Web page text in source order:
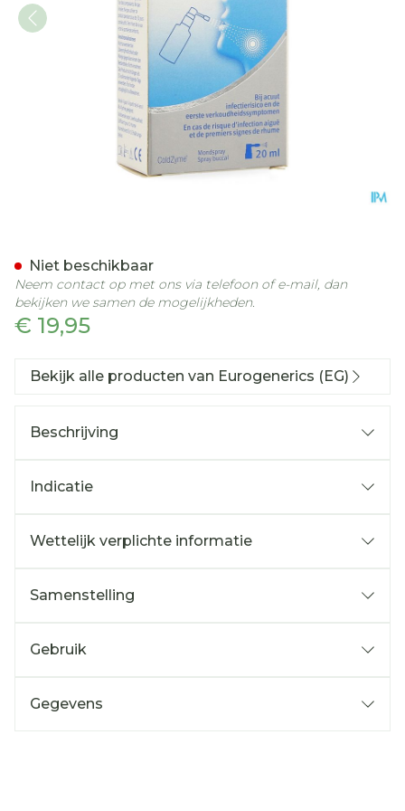
€ 19,95
Niet beschikbaar
Neem contact op met ons via telefoon of e-mail, dan
bekijken we samen de mogelijkheden.
Bekijk alle producten van Eurogenerics (EG)
Beschrijving
Indicatie
Wettelijk verplichte informatie
Samenstelling
Gebruik
Gegevens